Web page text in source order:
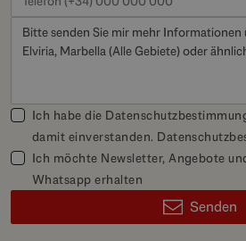
Ich habe die
damit einverstanden.
Ich möchte Newsletter, Angebote
Whatsapp erhalten
Senden